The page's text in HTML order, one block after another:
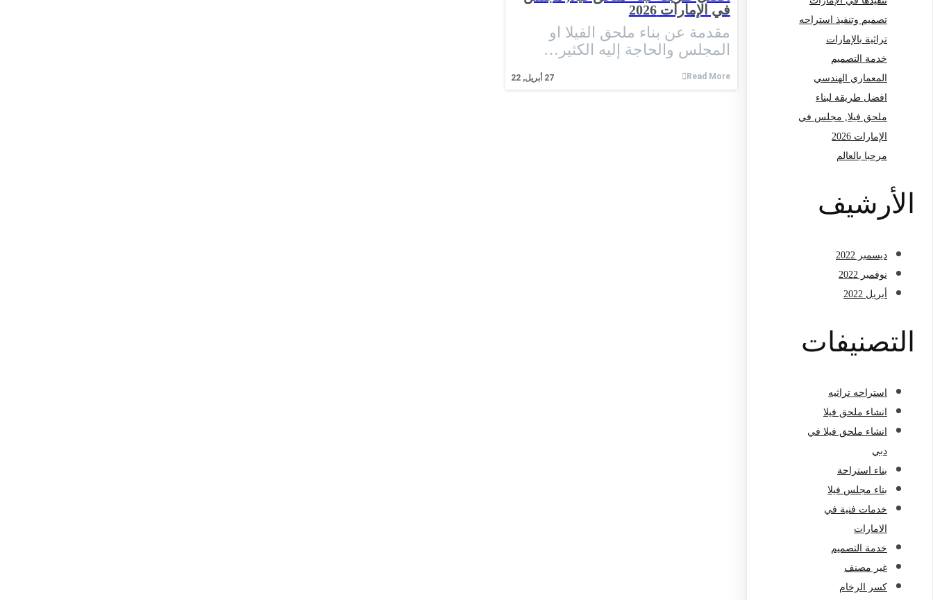
في الإمارات 2026
27 أبريل, 22
مقدمة عن بناء ملحق الفيلا او
المجلس والحاجة إليه الكثير…
Read More
تصميم وتنفيذ استراحه
تراثية بالإمارات
خدمة التصميم
المعماري الهندسي
افضل طريقة لبناء
ملحق فيلا, مجلس في
الإمارات 2026
مرحبا بالعالم
الأرشيف
ديسمبر 2022
نوفمبر 2022
أبريل 2022
التصنيفات
استراحه تراثيه
انشاء ملحق فيلا
انشاء ملحق فيلا في
دبي
بناء استراحة
بناء مجلس فيلا
خدمات فنية في
الامارات
خدمة التصميم
غير مصنف
كسر الرخام